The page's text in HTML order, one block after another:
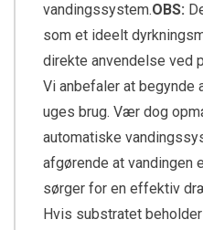
vandingssystem.OBS:
som et ideelt
direkte anvendelse ved
Vi anbefaler at
uges brug. Vær dog
automatiske
afgørende at vandingen
sørger for en effektiv
Hvis substratet